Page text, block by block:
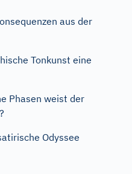
aus der
Tonkunst eine
Phasen weist der
Odyssee